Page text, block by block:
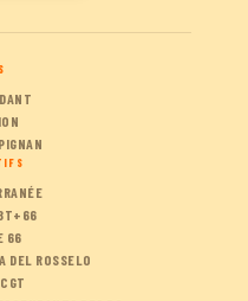
66
DEL ROSSELO